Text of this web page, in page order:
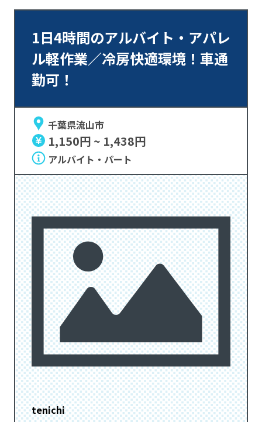
1日4時間のアルバイト・アパレ
ル軽作業／冷房快適環境！車通
勤可！
千葉県流山市
1,150円 ~ 1,438円
アルバイト・パート
tenichi